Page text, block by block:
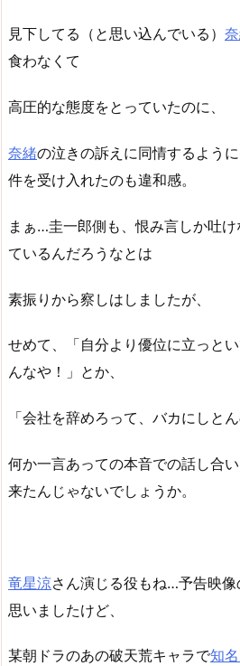
見下してる（と思い込んでいる）
食わなくて
高圧的な態度をとっていたのに、
奈緒の泣きの訴えに同情するよう
件を受け入れたのも違和感。
まぁ…圭一郎側も、恨み言しか吐
ているんだろうなとは
素振りから察しはしましたが、
せめて、「自分より優位に立っと
んなや！」とか、
「会社を辞めろって、バカにしと
何か一言あっての本音での話し合
来たんじゃないでしょうか。
竜星涼さん演じる役もね…予告映
思いましたけど、
某朝ドラのあの破天荒キャラで知